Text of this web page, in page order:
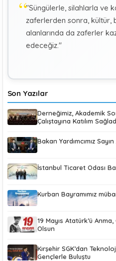
K KÜBRA KOÇ
Uluslararası Sosyal
"Süngülerle, silahlarla ve
zaferlerden sonra, kültür,
alanlarında da zaferler
edeceğiz."
Son Yazılar
Derneğimiz, Akademik
Çalıştayına Katılım
Bakan Yardımcımız
İstanbul Ticaret Odası
Kurban Bayramımız
19 Mayıs Atatürk’ü
Olsun
Kırşehir SGK’dan
Gençlerle Buluştu